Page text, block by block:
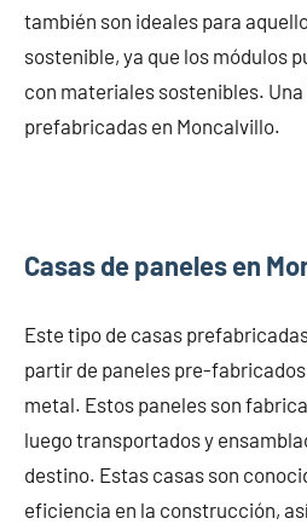
también son ideales para
sostenible, ya que los módulos
con materiales sostenibles.
prefabricadas en Moncalvillo.
Casas de paneles en
Este tipo de casas
partir de paneles pre-
metal. Estos paneles son
luego transportados y
destino. Estas casas son
eficiencia en la construcción,